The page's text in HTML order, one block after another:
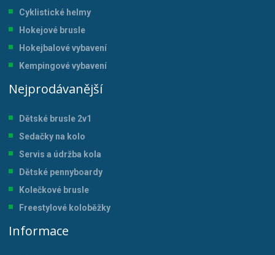
Cyklistické helmy
Hokejové brusle
Hokejbalové vybavení
Kempingové vybavení
Nejprodávanější
Dětské brusle 2v1
Sedačky na kolo
Servis a údržba kola
Dětské pennyboardy
Kolečkové brusle
Freestylové koloběžky
Informace